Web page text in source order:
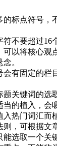
的标点符号，
不要超过16
可以将核心观
。
会有固定的栏
题关键词的选
当的植入，会
热门词汇而
则，可根据文
能选取一个关